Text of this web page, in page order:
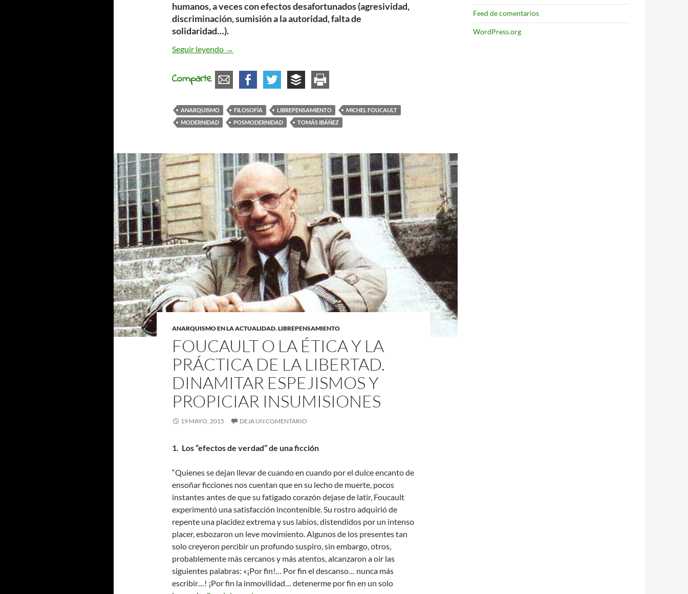
humanos, a veces con efectos desafortunados (agresividad,
discriminación, sumisión a la autoridad, falta de
solidaridad…).
Seguir leyendo La crítica al discurso científico
→
Comparte
ANARQUISMO FILOSOFÍA LIBREPENSAMIENTO
MICHEL FOUCAULT
MODERNIDAD
POSMODERNIDAD TOMÁS IBÁÑEZ
ANARQUISMO EN LA ACTUALIDAD,LIBREPENSAMIENTO
FOUCAULT O LA ÉTICA Y LA
PRÁCTICA DE LA LIBERTAD.
DINAMITAR ESPEJISMOS Y
PROPICIAR INSUMISIONES
19 MAYO, 2015 DEJA UN COMENTARIO
1. Los “efectos de verdad” de una ficción
“Quienes se dejan llevar de cuando en cuando por el dulce encanto de
ensoñar ficciones nos cuentan que en su lecho de muerte, pocos
instantes antes de que su fatigado corazón dejase de latir, Foucault
experimentó una satisfacción incontenible. Su rostro adquirió de
repente una placidez extrema y sus labios, distendidos por un intenso
placer, esbozaron un leve movimiento. Algunos de los presentes tan
solo creyeron percibir un profundo suspiro, sin embargo, otros,
probablemente más cercanos y más atentos, alcanzaron a oír las
siguientes palabras: «¡Por fin!… Por fin el descanso… nunca más
escribir…! ¡Por fin la inmovilidad… detenerme por fin en un solo
Feed de comentarios
WordPress.org